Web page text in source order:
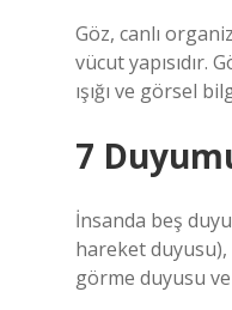
Göz, canlı
vücut yapısıdır.
ışığı ve görsel
7
İnsanda beş
hareket
görme duyusu